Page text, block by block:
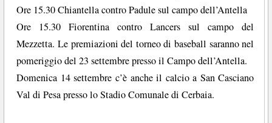
Ore 15.30 Chiantella contro Padule sul campo dell’Antella
Ore 15.30 Fiorentina contro Lancers sul campo del
Mezzetta. Le premiazioni del torneo di baseball saranno nel
pomeriggio del 23 settembre presso il Campo dell’Antella.
Domenica 14 settembre c’è anche il calcio a San Casciano
Val di Pesa presso lo Stadio Comunale di Cerbaia.